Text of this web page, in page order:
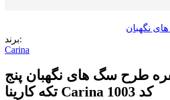
برند:
Carina
طرح سگ های نگهبان پنج
تکه کارینا Carina کد 1003